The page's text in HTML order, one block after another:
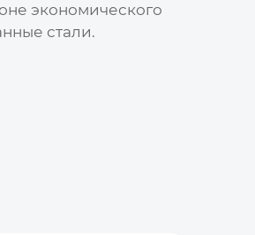
экономического
стали.